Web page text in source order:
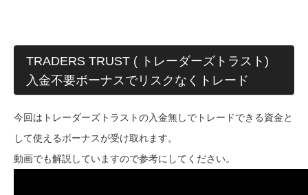
TRADERS TRUST ( トレーダーズトラスト)
入金不要ボーナスでリスクなくトレード
今回はトレーダーズトラストの入金無しでトレードできる資金と
して使えるボーナスが受け取れます。
動画でも解説していますので参考にしてください。